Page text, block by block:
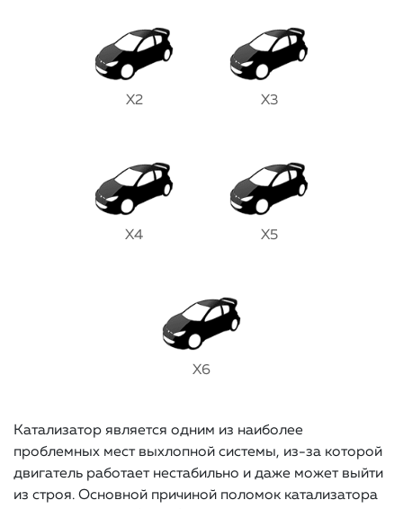
X2 X3
X4 X5
X6
Катализатор является одним из наиболее
проблемных мест выхлопной системы, из-за которой
двигатель работает нестабильно и даже может выйти
из строя. Основной причиной поломок катализатора